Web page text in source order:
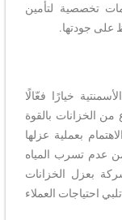
تخصصية لتأمين
على جودتها.
خيارًا فعّالًا
من الخزانات بالقوة
بعملية عزلها
عدم تسرب المياه
بعزل الخزانات
احتياجات العملاء